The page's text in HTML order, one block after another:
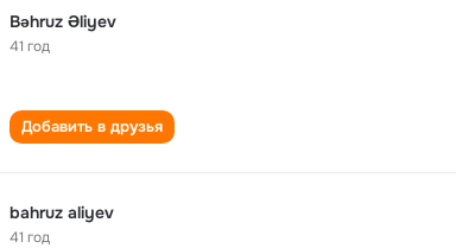
Bəhruz Əliyev
41 год
Добавить в друзья
bahruz aliyev
41 год